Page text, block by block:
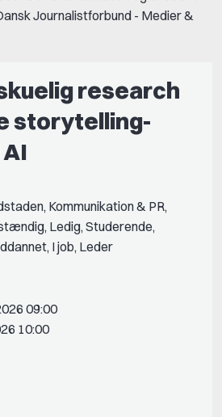
Journalistforbund - Medier &
research
storytelling-
, Kommunikation & PR,
, Ledig, Studerende,
, I job, Leder
09:00
10:00